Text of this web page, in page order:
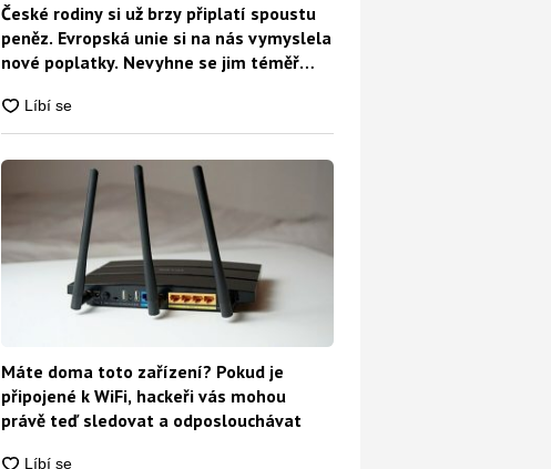
České rodiny si už brzy připlatí spoustu
peněz. Evropská unie si na nás vymyslela
nové poplatky. Nevyhne se jim téměř
Máte doma toto zařízení? Pokud je
připojené k WiFi, hackeři vás mohou
právě teď sledovat a odposlouchávat